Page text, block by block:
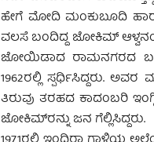
ಹೇಗೆ ಮೋದಿ ಮಂಕುಬೂದಿ
ವಲಸೆ ಬಂದಿದ್ದ ಜೋಕಿಮ್
ಜೋಯಿಡಾದ ರಾಮನಗರದ ಬಳಿ
1962ರಲ್ಲಿ ಸ್ಪರ್ಧಿಸಿದ್ದರು.
ತಿರುವು ತರಹದ ಕಾದಂಬರಿ
ಜೋಕಿಮ್‍ರನ್ನು ಜನ ಗೆಲ್ಲಿಸಿದ್ದರು.